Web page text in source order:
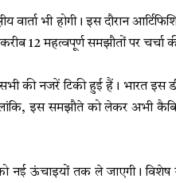
वार्ता भी होगी। इस दौरान
12 महत्वपूर्ण समझौतों पर चर्चा
की नजरें टिकी हुई हैं। भारत इस
इस समझौते को लेकर अभी
को नई ऊंचाइयों तक ले जाएगी।